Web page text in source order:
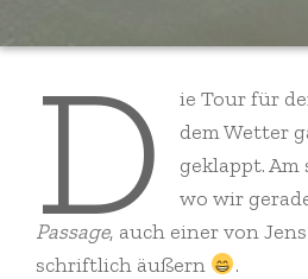
D
ie Tour für
dem Wetter
geklappt.
wo wir
Passage, auch einer von
schriftlich äußern
.